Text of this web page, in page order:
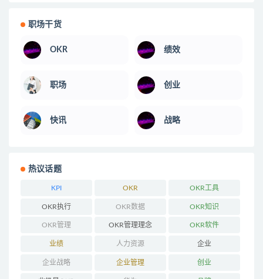
职场干货
OKR 绩效
职场 创业
快讯 战略
热议话题
KPI OKR OKR工具
OKR执行 OKR数据 OKR知识
OKR管理 OKR管理理念 OKR软件
业绩 人力资源 企业
企业战略 企业管理 创业